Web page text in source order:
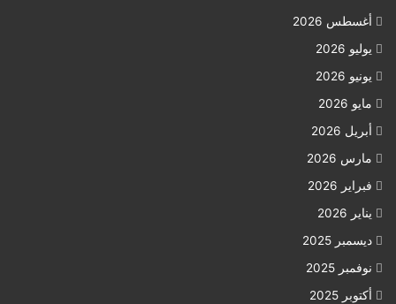
أغسطس 2026
يوليو 2026
يونيو 2026
مايو 2026
أبريل 2026
مارس 2026
فبراير 2026
يناير 2026
ديسمبر 2025
نوفمبر 2025
أكتوبر 2025